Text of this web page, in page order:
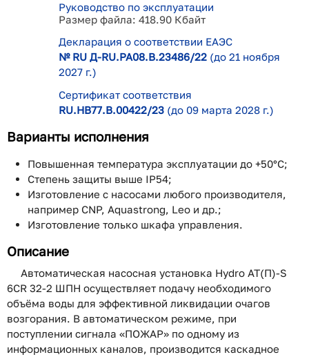
Руководство по эксплуатации
Размер файла: 418.90 Кбайт
Декларация о соответствии ЕАЭС
№ RU Д-RU.РА08.В.23486/22 (до 21 ноября
2027 г.)
Сертификат соответствия
RU.НВ77.В.00422/23 (до 09 марта 2028 г.)
Варианты исполнения
Повышенная температура эксплуатации до +50°С;
Степень защиты выше IP54;
Изготовление с насосами любого производителя,
например CNP, Aquastrong, Leo и др.;
Изготовление только шкафа управления.
Описание
Автоматическая насосная установка Hydro AT(П)-S
6CR 32-2 ШПН осуществляет подачу необходимого
объёма воды для эффективной ликвидации очагов
возгорания. В автоматическом режиме, при
поступлении сигнала «ПОЖАР» по одному из
информационных каналов, производится каскадное